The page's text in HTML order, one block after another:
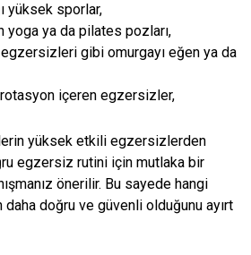
yüksek sporlar,
yoga ya da pilates pozları,
egzersizleri gibi omurgayı eğen ya da
içeren egzersizler,
yüksek etkili egzersizlerden
egzersiz rutini için mutlaka bir
önerilir. Bu sayede hangi
doğru ve güvenli olduğunu ayırt